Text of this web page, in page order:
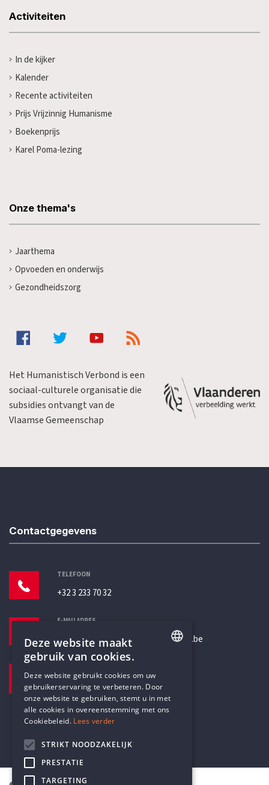
Activiteiten
In de kijker
Kalender
Recente activiteiten
Prijs Vrijzinnig Humanisme
Boekenprijs
Karel Poma-lezing
Onze thema's
Jaarthema
Opvoeden en onderwijs
Gezondheidszorg
Het Humanistisch Verbond is een
sociaal-culturele organisatie die
subsidies ontvangt van de
Vlaamse Gemeenschap
Contactgegevens
TELEFOON
+32 3 233 70 32
E-MAILADRES
secretariaat@humanistischverbond.be
Pottenbrug 4
Antwerpen, 2000
DUTCH
Deze website maakt
gebruik van cookies.
Deze website gebruikt cookies om uw
gebruikerservaring te verbeteren. Door
onze website te gebruiken, stemt u in met
alle cookies in overeenstemming met ons
Cookiebeleid. Lees verder
STRIKT NOODZAKELIJK
PRESTATIE
TARGETING